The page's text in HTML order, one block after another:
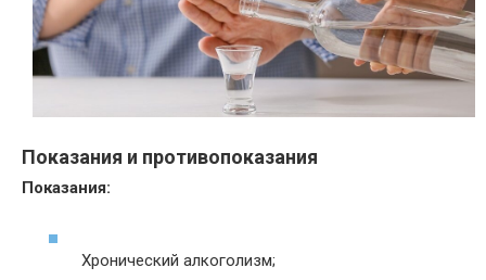
Показания и противопоказания
Показания:
Хронический алкоголизм;